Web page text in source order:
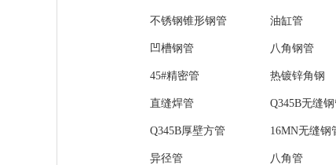
不锈钢锥形钢管 油缸管
凹槽钢管 八角钢管
45#精密管 热镀锌角钢
直缝焊管 Q345B无缝钢
Q345B厚壁方管 16MN无缝钢
异径管 八角管